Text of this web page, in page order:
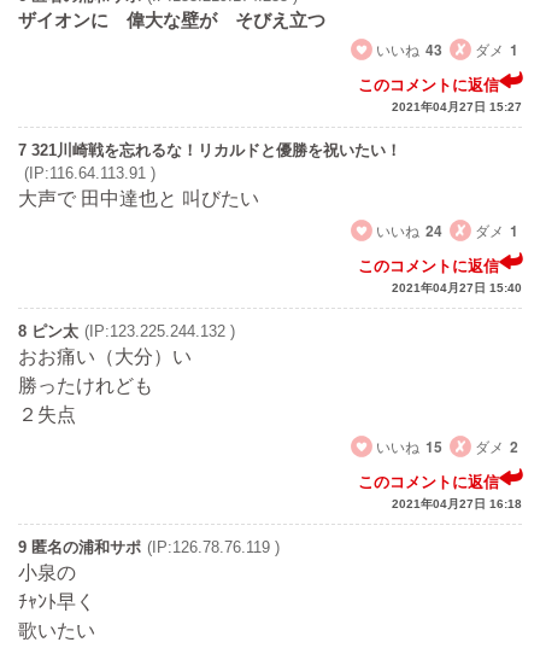
ザイオンに 偉大な壁が そびえ立つ
いいね 43 ダメ 1
このコメントに返信
2021年04月27日 15:27
7 321川崎戦を忘れるな！リカルドと優勝を祝いたい！
(IP:116.64.113.91 )
大声で 田中達也と 叫びたい
いいね 24 ダメ 1
このコメントに返信
2021年04月27日 15:40
8 ピン太 (IP:123.225.244.132 )
おお痛い（大分）い
勝ったけれども
２失点
いいね 15 ダメ 2
このコメントに返信
2021年04月27日 16:18
9 匿名の浦和サポ (IP:126.78.76.119 )
小泉の
ﾁｬﾝﾄ早く
歌いたい